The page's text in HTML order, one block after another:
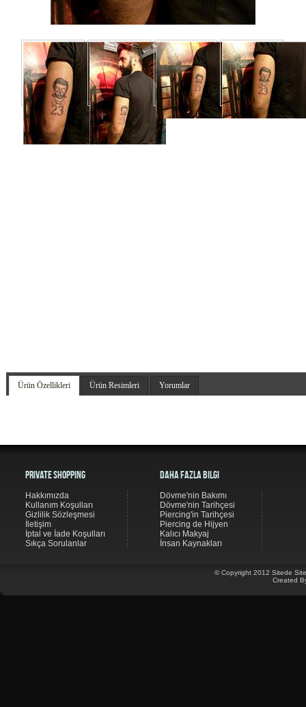
Ürün Özellikleri Ürün Resimleri Yorumlar
Private Shopping
Hakkımızda
Kullanım Koşulları
Gizlilik Sözleşmesi
İletişim
İptal ve İade Koşulları
Sıkça Sorulanlar
© Copyright 2012 Sitede
Created
Daha Fazla Bilgi
Dövme'nin Bakımı
Dövme'nin Tarihçesi
Piercing'in Tarihçesi
Piercing de Hijyen
Kalıcı Makyaj
İnsan Kaynakları